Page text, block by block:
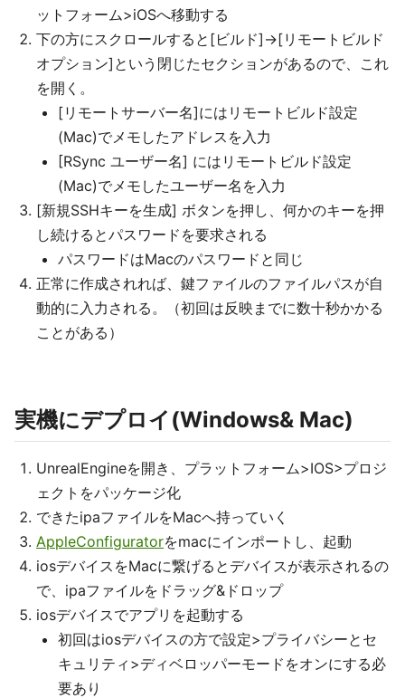
ットフォーム>iOSへ移動する
下の方にスクロールすると[ビルド]->[リモートビルド
オプション]という閉じたセクションがあるので、これ
を開く。
[リモートサーバー名]にはリモートビルド設定
(Mac)でメモしたアドレスを入力
[RSync ユーザー名] にはリモートビルド設定
(Mac)でメモしたユーザー名を入力
[新規SSHキーを生成] ボタンを押し、何かのキーを押
し続けるとパスワードを要求される
パスワードはMacのパスワードと同じ
正常に作成されれば、鍵ファイルのファイルパスが自
動的に入力される。（初回は反映までに数十秒かかる
ことがある）
実機にデプロイ(Windows& Mac)
UnrealEngineを開き、プラットフォーム>IOS>プロジ
ェクトをパッケージ化
できたipaファイルをMacへ持っていく
AppleConfiguratorをmacにインポートし、起動
iosデバイスをMacに繋げるとデバイスが表示されるの
で、ipaファイルをドラッグ&ドロップ
iosデバイスでアプリを起動する
初回はiosデバイスの方で設定>プライバシーとセ
キュリティ>ディベロッパーモードをオンにする必
要あり